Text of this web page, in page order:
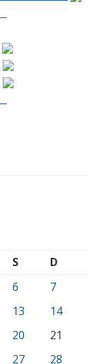
S
D
6
7
13
14
20
21
27 28